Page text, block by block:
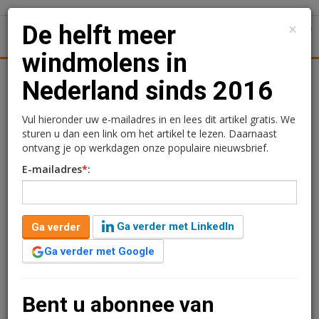
Uitgelicht Achtergronden
De helft meer windmolens
in Nederland sinds 2016
Tussen 2016 en 2024 nam het aantal windmolens met
meer dan de helft toe, van 2.200 naar 3.553. De meeste
windmolens staan op meer dan 1 kilometer afstand van
Tillema, expert energietransitie bij het Kadaster.
×
De helft meer
windmolens in
Nederland sinds 2016
Vul hieronder uw e-mailadres in en lees dit artikel gratis. We
sturen u dan een link om het artikel te lezen. Daarnaast
ontvang je op werkdagen onze populaire nieuwsbrief.
E-mailadres*:
Ga verder
Ga verder met LinkedIn
Ga verder met Google
Bent u abonnee van